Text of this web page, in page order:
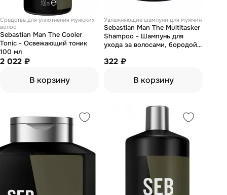
Средства для уплотнения мужских
волос
Sebastian Man The Cooler
Tonic - Освежающий тоник
100 мл
2 022 ₽
В корзину
Увлажняющие шампуни для мужчин
Sebastian Man The Multitasker
Shampoo - Шампунь для
ухода за волосами, бородой
322 ₽
В корзину